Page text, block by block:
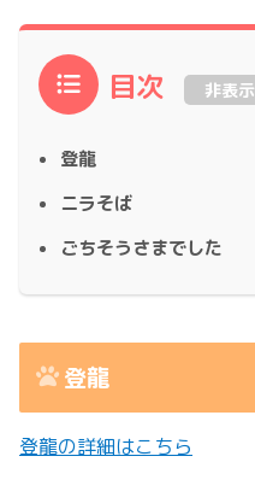
目次 非表示
登龍
ニラそば
ごちそうさまでした
登龍
登龍の詳細はこちら